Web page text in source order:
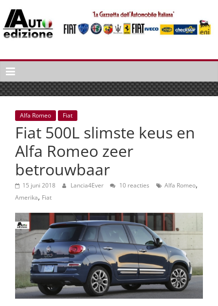
naar
inhoud
Auto
Edizione
La
Gazetta
dell'Automobile
Italiana
Italiaans
autonieuws
lifestyle
Alfa Romeo Fiat
Fiat 500L slimste keus en
Alfa Romeo zeer
betrouwbaar
15 juni 2018 Lancia4Ever 10 reacties Alfa Romeo,
Amerika, Fiat